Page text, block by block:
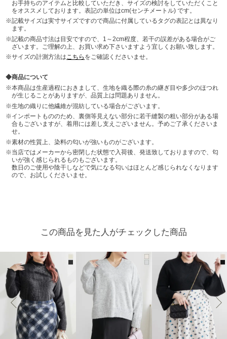
お手持ちのアイテムと比較していただき、サイズの検討をしていただくこと
をオススメしております。表記の単位はcm(センチメートル) です。
記載サイズは実寸サイズですので商品に付属しているタグの表記とは異なり
ます。
記載の商品寸法は目安ですので、1～2cm程度、若干の誤差がある場合がご
ざいます。ご理解の上、お買い求め下さいますよう宜しくお願い致します。
サイズの計測方法はこちら をご確認くださいませ。
商品について
本商品は生産過程におきまして、生地を織る際の糸の継ぎ目や多少のほつれ
が生じることがありますが、品質上は問題ありません。
生地の織りに他繊維が混紡している場合がございます。
インポートもののため、裏側等見えない部分に若干縫製の粗い部分がある場
合もございますが、着用には差し支えございません。予めご了承くださいま
せ。
素材の性質上、染料の匂いが強いものがございます。
当店ではメーカーから密閉した状態で入荷後、発送致しておりますので、匂
いが強く感じられるものもございます。
数日のご使用や陰干しなどで気になる匂いはほとんど感じられなくなります
ので、お試しくださいませ。
この商品を見た人がチェックした商品